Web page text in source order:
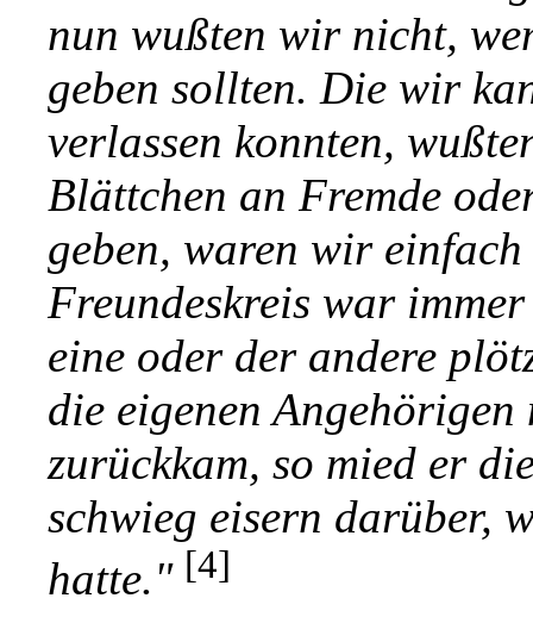
nun wußten wir nicht,
geben sollten. Die wir
verlassen konnten,
Blättchen an Fremde
geben, waren wir
Freundeskreis war
eine oder der andere
die eigenen
zurückkam, so mied er
schwieg eisern darüber,
hatte." [4]